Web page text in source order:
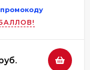
промокоду